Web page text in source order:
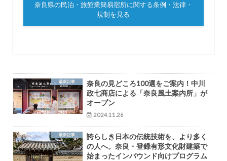
奈良県の民泊・旅館業簡易宿所に関する条例・法律・
規制を見る
最新記事
奈良の見どころ100選をご案内！中川
政七商店による「奈良風土案内所」が
オープン
2024.11.26
最新記事
誇らしき日本の伝統技術を、より多く
の人へ。奈良・登録有形文化財建築で
始まったインバウンド向けプログラム